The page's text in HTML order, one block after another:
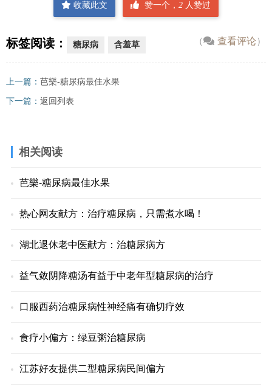
收藏此文 赞一个，2 人赞过
（ 查看评论）
标签阅读： 糖尿病 含羞草
上一篇： 芭樂-糖尿病最佳水果
下一篇： 返回列表
相关阅读
芭樂-糖尿病最佳水果
热心网友献方：治疗糖尿病，只需煮水喝！
湖北退休老中医献方：治糖尿病方
益气敛阴降糖汤有益于中老年型糖尿病的治疗
口服西药治糖尿病性神经痛有确切疗效
食疗小偏方：绿豆粥治糖尿病
江苏好友提供二型糖尿病民间偏方